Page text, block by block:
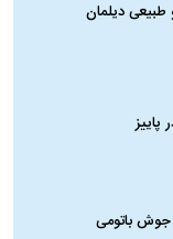
دیلمان
باتومی